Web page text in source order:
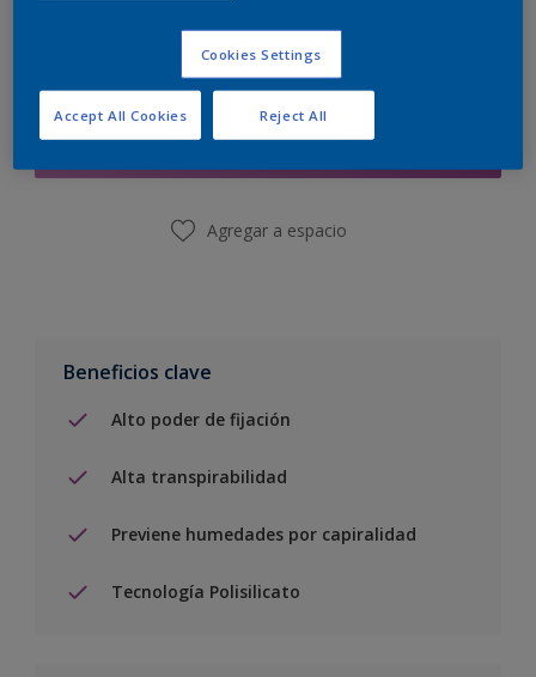
Agregar a la lista de deseos
Agregar a espacio
Beneficios clave
Alto poder de fijación
Alta transpirabilidad
Previene humedades por capiralidad
Tecnología Polisilicato
Cookies Settings
Reject All
Accept All Cookies